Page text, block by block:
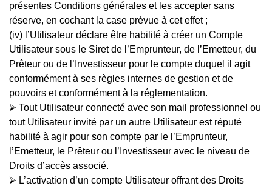
présentes Conditions générales et les accepter sans
réserve, en cochant la case prévue à cet effet ;
(iv) l’Utilisateur déclare être habilité à créer un Compte
Utilisateur sous le Siret de l’Emprunteur, de l’Emetteur, du
Prêteur ou de l’Investisseur pour le compte duquel il agit
conformément à ses règles internes de gestion et de
pouvoirs et conformément à la réglementation.
⮚ Tout Utilisateur connecté avec son mail professionnel ou
tout Utilisateur invité par un autre Utilisateur est réputé
habilité à agir pour son compte par le l’Emprunteur,
l’Emetteur, le Prêteur ou l’Investisseur avec le niveau de
Droits d’accès associé.
⮚ L’activation d’un compte Utilisateur offrant des Droits